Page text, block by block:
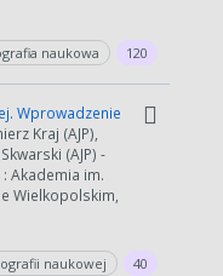
generowanie pliku
ograniczyć dane np.
lat.
naukowa 120
Wprowadzenie
Kraj (AJP),
(AJP) -
Akademia im.
Wielkopolskim,
naukowej 40